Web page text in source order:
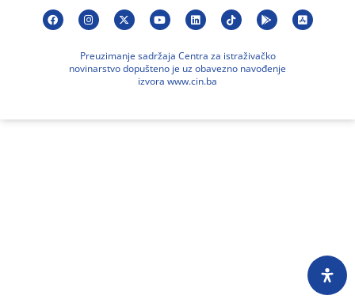
Preuzimanje sadržaja Centra za istraživačko
novinarstvo dopušteno je uz obavezno navođenje
izvora www.cin.ba